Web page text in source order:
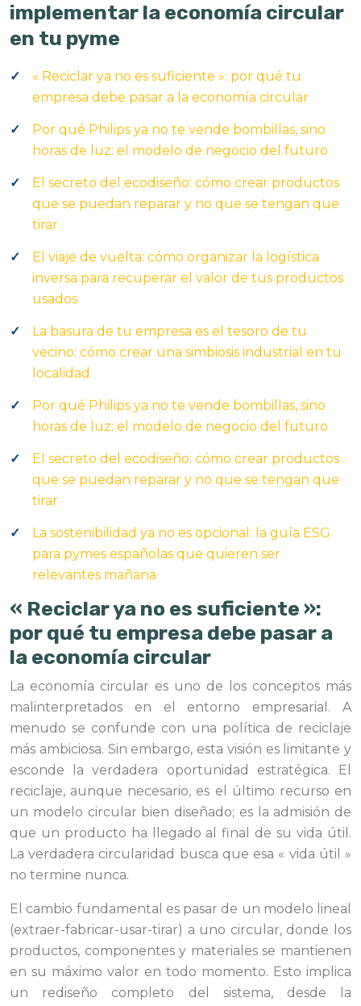
implementar la economía circular
en tu pyme
« Reciclar ya no es suficiente »: por qué tu
empresa debe pasar a la economía circular
Por qué Philips ya no te vende bombillas, sino
horas de luz: el modelo de negocio del futuro
El secreto del ecodiseño: cómo crear productos
que se puedan reparar y no que se tengan que
tirar
El viaje de vuelta: cómo organizar la logística
inversa para recuperar el valor de tus productos
usados
La basura de tu empresa es el tesoro de tu
vecino: cómo crear una simbiosis industrial en tu
localidad
Por qué Philips ya no te vende bombillas, sino
horas de luz: el modelo de negocio del futuro
El secreto del ecodiseño: cómo crear productos
que se puedan reparar y no que se tengan que
tirar
La sostenibilidad ya no es opcional: la guía ESG
para pymes españolas que quieren ser
relevantes mañana
« Reciclar ya no es suficiente »:
por qué tu empresa debe pasar a
la economía circular
La economía circular es uno de los conceptos más
malinterpretados en el entorno empresarial. A
menudo se confunde con una política de reciclaje
más ambiciosa. Sin embargo, esta visión es limitante y
esconde la verdadera oportunidad estratégica. El
reciclaje, aunque necesario, es el último recurso en
un modelo circular bien diseñado; es la admisión de
que un producto ha llegado al final de su vida útil.
La verdadera circularidad busca que esa « vida útil »
no termine nunca.
El cambio fundamental es pasar de un modelo lineal
(extraer-fabricar-usar-tirar) a uno circular, donde los
productos, componentes y materiales se mantienen
en su máximo valor en todo momento. Esto implica
un rediseño completo del sistema, desde la